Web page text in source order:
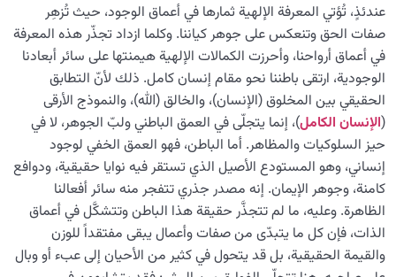
عندئذٍ، تُؤتي المعرفة الإلهية ثمارها في أعماق الوجود، حيث تُزهِر
صفات الحق وتنعكس على جوهر كياننا. وكلما ازداد تجذّر هذه المعرفة
في أعماق أرواحنا، وأحرزت الكمالات الإلهية هيمنتها على سائر أبعادنا
الوجودية، ارتقى باطننا نحو مقام إنسان كامل. ذلك لأنّ التطابق
الحقيقي بين المخلوق (الإنسان)، والخالق (الله)، والنموذج الأرقى
(الإنسان الكامل)، إنما يتجلّى في العمق الباطني ولبّ الجوهر، لا في
حيز السلوكيات والمظاهر. أما الباطن، فهو العمق الخفي لوجود
إنساني، وهو المستودع الأصيل الذي تستقر فيه نوايا حقيقية، ودوافع
كامنة، وجوهر الإيمان. إنه مصدر جذري تتفجر منه سائر أفعالنا
الظاهرة. وعليه، ما لم تتجذَّر حقيقة هذا الباطن وتتشكَّل في أعماق
الذات، فإن كل ما يتبدّى من صفات وأعمال يبقى مفتقداً للوزن
والقيمة الحقيقية، بل قد يتحول في كثير من الأحيان إلى عبء أو وبال